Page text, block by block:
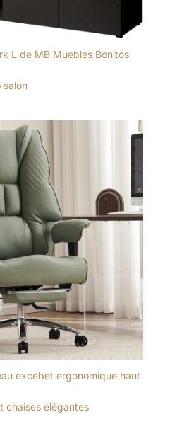
L de MB Muebles Bonitos
salon
excebet ergonomique haut
chaises élégantes